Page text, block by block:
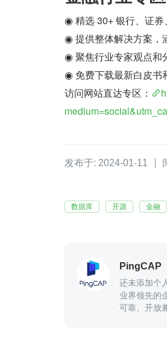
◉ 精选 30+ 银行、证
◉ 提供整体解决方案，
◉ 聚焦行业专家观点和
◉ 免费下载最新白皮书
访问网站直达专区：
发布于: 2024-01-11
数据库 开源 金融
PingCAP
还未添加个
业界领先的
可靠、开放